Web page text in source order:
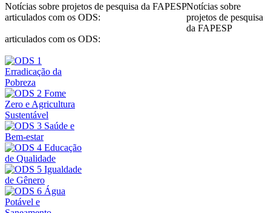
Notícias sobre projetos de pesquisa da FAPESP
articulados com os ODS:
Notícias sobre
projetos de pesquisa
da FAPESP
articulados com os ODS: